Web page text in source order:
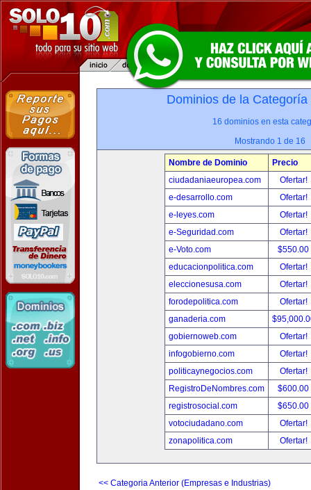
Dominios de la
16 dominios en esta
Mostrando 1 de 16
Nombre de Dominio
Precio
ciudadaniaeuropea.com
Ofertar!
e-desarrollo.com
Ofertar!
e-leyes.com
Ofertar!
e-Seguridad.com
Ofertar!
e-Voto.com
$550.00
educacionpolitica.com
Ofertar!
eleccionesusa.com
Ofertar!
forodepolitica.com
Ofertar!
ganaderia.com
gobiernoweb.com
Ofertar!
infogobierno.com
Ofertar!
politicaynegocios.com
Ofertar!
RegistroDeNombres.com
$600.00
registrosocial.com
$650.00
votociudadano.com
Ofertar!
zonapolitica.com
Ofertar!
<< Categoria Anterior (Empresas e Industrias)